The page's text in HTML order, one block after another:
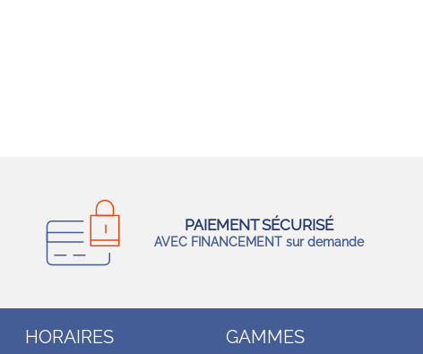
PAIEMENT SÉCURISÉ
AVEC FINANCEMENT sur demande
HORAIRES GAMMES